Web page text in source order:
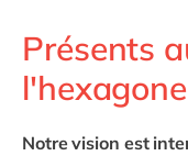
Présents
Notre vision est